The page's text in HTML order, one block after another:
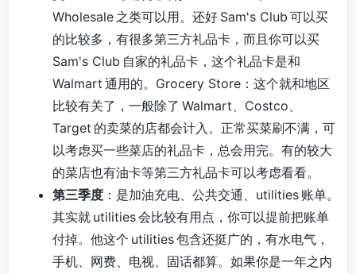
Wholesale 之类可以用。还好 Sam's Club 可以买
的比较多，有很多第三方礼品卡，而且你可以买
Sam's Club 自家的礼品卡，这个礼品卡是和
Walmart 通用的。Grocery Store：这个就和地区
比较有关了，一般除了 Walmart、Costco、
Target 的卖菜的店都会计入。正常买菜刷不满，可
以考虑买一些菜店的礼品卡，总会用完。有的较大
的菜店也有油卡等第三方礼品卡可以考虑看看。
第三季度 ：是加油充电、公共交通、utilities 账单。
其实就 utilities 会比较有用点，你可以提前把账单
付掉。他这个 utilities 包含还挺广的，有水电气，
手机、网费、电视、固话都算。如果你是一年之内